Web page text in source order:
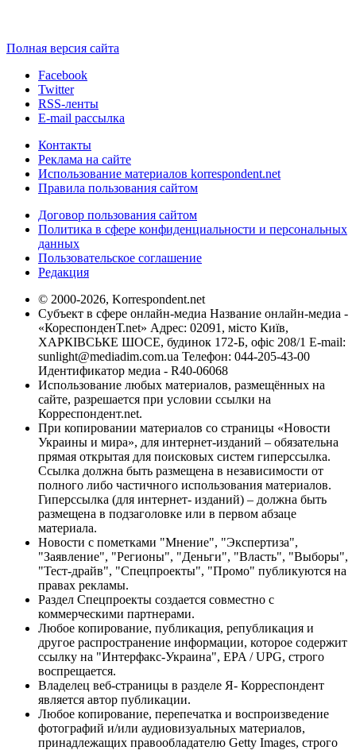
Полная версия сайта
Facebook
Twitter
RSS-ленты
E-mail рассылка
Контакты
Реклама на сайте
Использование материалов korrespondent.net
Правила пользования сайтом
Договор пользования сайтом
Политика в сфере конфиденциальности и персональных
данных
Пользовательское соглашение
Редакция
© 2000-2026, Korrespondent.net
Субъект в сфере онлайн-медиа Название онлайн-медиа -
«КореспонденТ.net» Адрес: 02091, місто Київ,
ХАРКІВСЬКЕ ШОСЕ, будинок 172-Б, офіс 208/1 E-mail:
sunlight@mediadim.com.ua Телефон: 044-205-43-00
Идентификатор медиа - R40-06068
Использование любых материалов, размещённых на
сайте, разрешается при условии ссылки на
Корреспондент.net.
При копировании материалов со страницы «Новости
Украины и мира», для интернет-изданий – обязательна
прямая открытая для поисковых систем гиперссылка.
Ссылка должна быть размещена в независимости от
полного либо частичного использования материалов.
Гиперссылка (для интернет- изданий) – должна быть
размещена в подзаголовке или в первом абзаце
материала.
Новости с пометками "Мнение", "Экспертиза",
"Заявление", "Регионы", "Деньги", "Власть", "Выборы",
"Тест-драйв", "Спецпроекты", "Промо" публикуются на
правах рекламы.
Раздел Спецпроекты создается совместно с
коммерческими партнерами.
Любое копирование, публикация, републикация и
другое распространение информации, которое содержит
ссылку на "Интерфакс-Украина", EPA / UPG, строго
воспрещается.
Владелец веб-страницы в разделе Я- Корреспондент
является автор публикации.
Любое копирование, перепечатка и воспроизведение
фотографий и/или аудиовизуальных материалов,
принадлежащих правообладателю Getty Images, строго